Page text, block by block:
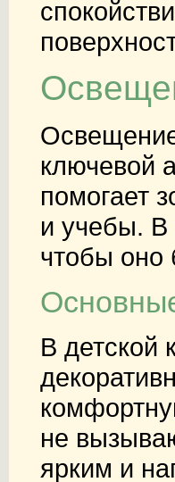
ключевой
помогает
и учебы. В
чтобы оно
В детской
не
ярким и